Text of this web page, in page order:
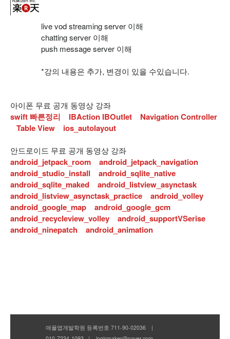
live vod streaming server 이해
chatting server 이해
push message server 이해
*강의 내용은 추가, 변경이 있을 수있습니다.
아이폰 무료 공개 동영상 강좌
swift 빠른정리 IBAction IBOutlet
Navigation Controller
Table View
ios_autolayout
안드로이드 무료 공개 동영상 강좌
android_jetpack_room
android_jetpack_navigation
android_studio_install
android_sqlite_native
android_sqlite_maked
android_listview_asynctask
android_listview_asynctask_practice
android_volley
android_google_map
android_google_gcm
android_recycleview_volley
android_supportVSerise
android_ninepatch
android_animation
애플앱개발학원 등록번호 711-90-02036 |